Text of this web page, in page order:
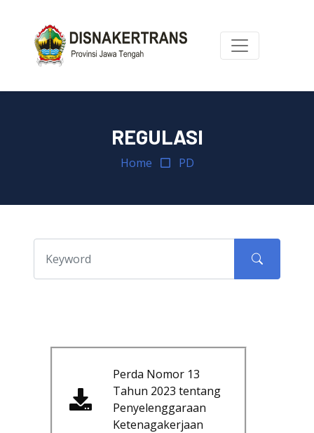
REGULASI
Home PD
Perda Nomor 13
Tahun 2023 tentang
Penyelenggaraan
Ketenagakerjaan